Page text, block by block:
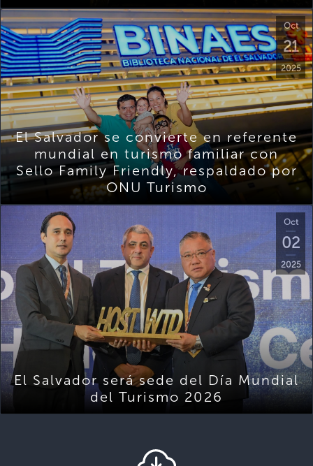
Oct
21
2025
El Salvador se convierte en referente
mundial en turismo familiar con
Sello Family Friendly, respaldado por
ONU Turismo
Oct
02
2025
El Salvador será sede del Día Mundial
del Turismo 2026